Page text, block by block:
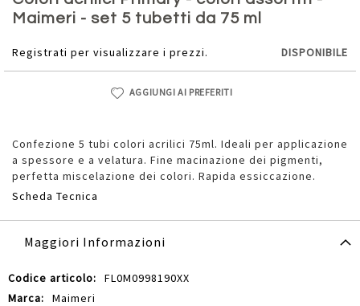
Maimeri - set 5 tubetti da 75 ml
Registrati per visualizzare i prezzi. DISPONIBILE
AGGIUNGI AI PREFERITI
Confezione 5 tubi colori acrilici 75ml. Ideali per applicazione
a spessore e a velatura. Fine macinazione dei pigmenti,
perfetta miscelazione dei colori. Rapida essiccazione.
Scheda Tecnica
della
galleria
immagini
Maggiori Informazioni
Maggiori
Informazioni
FL0M0998190XX
Maimeri